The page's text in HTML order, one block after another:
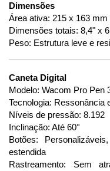
Dimensões
Área ativa: 215 x 163 mm
Dimensões totais: 8,4" x
Peso: Estrutura leve e
Caneta Digital
Modelo: Wacom Pro Pen
Tecnologia: Ressonância
Níveis de pressão: 8.192
Inclinação: Até 60°
Botões:
estendida
Rastreamento: Sem